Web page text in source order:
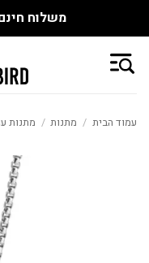
החדשים שנחתו באתר
עמוד הבית / מתנות / מתנות